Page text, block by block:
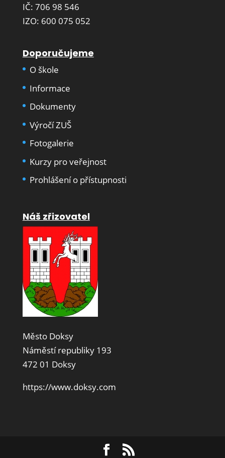
IČ: 706 98 546
IZO: 600 075 052
Doporučujeme
O škole
Informace
Dokumenty
Výročí ZUŠ
Fotogalerie
Kurzy pro veřejnost
Prohlášení o přístupnosti
Náš zřizovatel
Město Doksy
Náměstí republiky 193
472 01 Doksy
https://www.doksy.com